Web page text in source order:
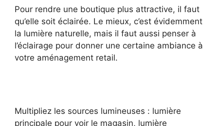
Pour rendre une boutique plus attractive, il faut
qu’elle soit éclairée. Le mieux, c’est évidemment
la lumière naturelle, mais il faut aussi penser à
l’éclairage pour donner une certaine ambiance à
votre aménagement retail.
Multipliez les sources lumineuses : lumière
principale pour voir le magasin, lumière